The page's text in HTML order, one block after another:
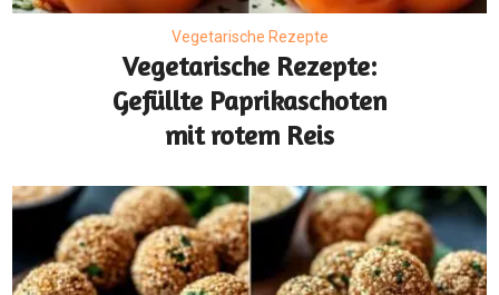
Vegetarische Rezepte
Vegetarische Rezepte:
Gefüllte Paprikaschoten
mit rotem Reis